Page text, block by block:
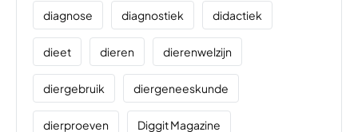
diagnose diagnostiek didactiek
dieet dieren dierenwelzijn
diergebruik diergeneeskunde
dierproeven Diggit Magazine